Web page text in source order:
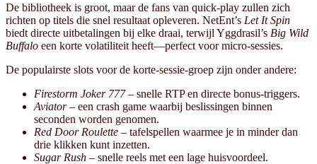
De bibliotheek is groot, maar de fans van quick‑play zullen zich
richten op titels die snel resultaat opleveren. NetEnt’s Let It Spin
biedt directe uitbetalingen bij elke draai, terwijl Yggdrasil’s Big Wild
Buffalo een korte volatiliteit heeft—perfect voor micro‑sessies.
De populairste slots voor de korte‑sessie‑groep zijn onder andere:
Firestorm Joker 777– snelle RTP en directe bonus‑triggers.
Aviator– een crash game waarbij beslissingen binnen
seconden worden genomen.
Red Door Roulette – tafelspellen waarmee je in minder dan
drie klikken kunt inzetten.
Sugar Rush – snelle reels met een lage huisvoordeel.